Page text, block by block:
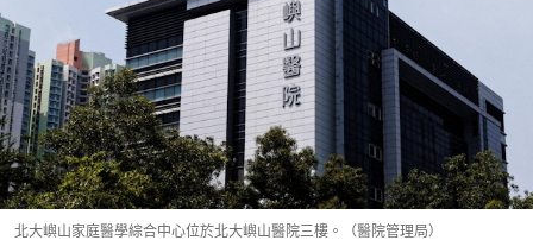
北大嶼山家庭醫學綜合中心位於北大嶼山醫院三樓。（醫院管理局）